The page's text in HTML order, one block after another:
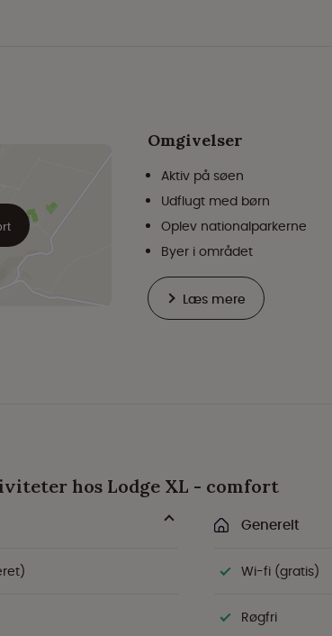
Omgivelser
Aktiv på søen
Udflugt med børn
Oplev nationalparkerne
Byer i området
Læs mere
hos Lodge XL - comfort
Generelt
Wi-fi (gratis)
Røgfri